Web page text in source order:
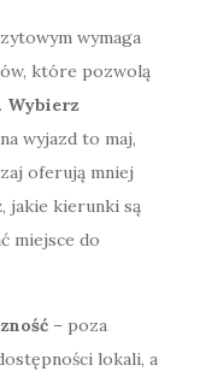
wymaga
które pozwolą
Wybierz
wyjazd to maj,
oferują mniej
jakie kierunki są
miejsce do
– poza
lokali, a